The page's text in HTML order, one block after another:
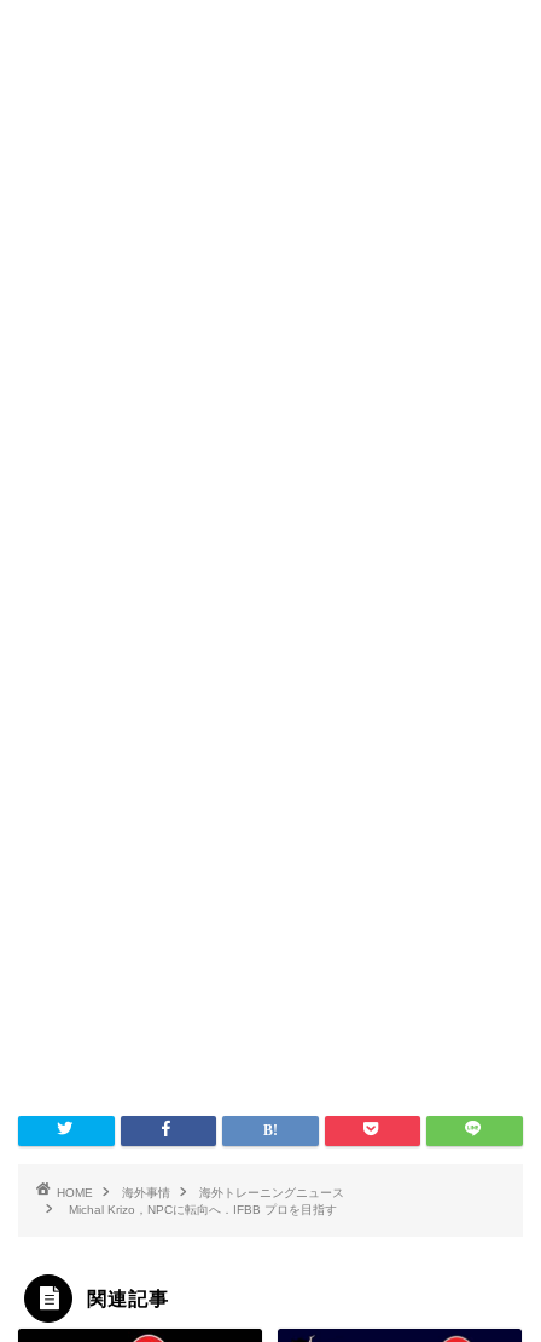
HOME 海外事情
海外トレーニングニュース
Michal Krizo，NPCに転向へ．IFBB プロを目指す
関連記事